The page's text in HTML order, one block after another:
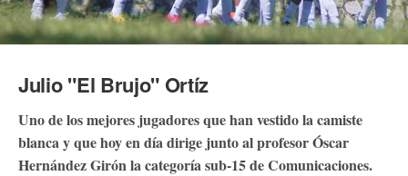
Julio "El Brujo" Ortíz
Uno de los mejores jugadores que han vestido la camiste
blanca y que hoy en día dirige junto al profesor Óscar
Hernández Girón la categoría sub-15 de Comunicaciones.